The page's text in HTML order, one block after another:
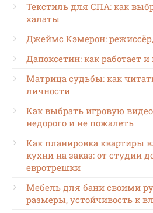
Текстиль для СПА: как
халаты
Джеймс Кэмерон:
Дапоксетин: как работает
Матрица судьбы: как
личности
Как выбрать игровую
недорого и не пожалеть
Как планировка квартиры
кухни на заказ: от студии
евротрешки
Мебель для бани своими
размеры, устойчивость к